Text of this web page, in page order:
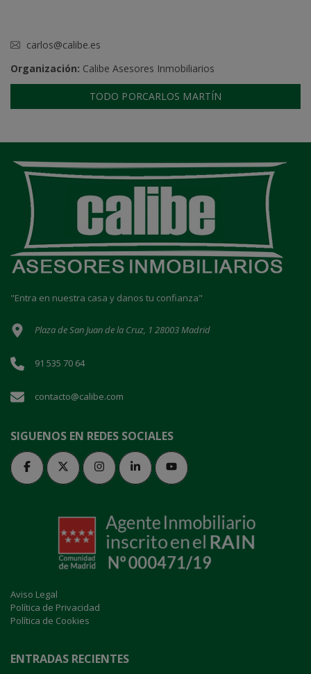
carlos@calibe.es
Organización: Calibe Asesores Inmobiliarios
TODO PORCARLOS MARTÍN
"Entra en nuestra casa y danos tu confianza"
Plaza de San Juan de la Cruz, 1 28003 Madrid
91 535 70 64
contacto@calibe.com
SIGUENOS EN REDES SOCIALES
Aviso Legal
Política de Privacidad
Política de Cookies
ENTRADAS RECIENTES